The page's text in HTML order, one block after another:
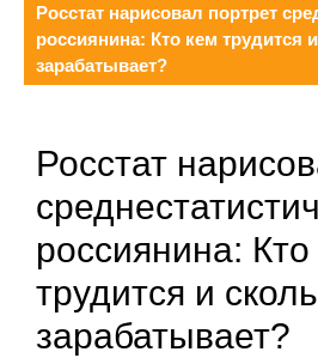
Росстат нарисовал портрет
россиянина: Кто кем трудится
зарабатывает?
Росстат
россиянина:
трудится и
зарабатывает?